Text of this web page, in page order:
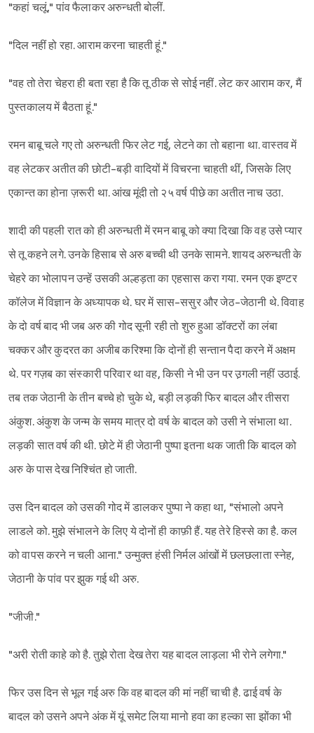
"कहां चलूं," पांव फैलाकर अरुन्धती बोलीं.
"दिल नहीं हो रहा. आराम करना चाहती हूं."
"वह तो तेरा चेहरा ही बता रहा है कि तू ठीक से सोई नहीं. लेट कर आराम कर, मैं
पुस्तकालय में बैठता हूं."
रमन बाबू चले गए तो अरुन्धती फिर लेट गई, लेटने का तो बहाना था. वास्तव में
वह लेटकर अतीत की छोटी-बड़ी वादियों में विचरना चाहती थीं, जिसके लिए
एकान्त का होना ज़रूरी था. आंख मूंदी तो २५ वर्ष पीछे का अतीत नाच उठा.
शादी की पहली रात को ही अरुन्धती में रमन बाबू को क्या दिखा कि वह उसे प्यार
से तू कहने लगे. उनके हिसाब से अरु बच्ची थी उनके सामने. शायद अरुन्धती के
चेहरे का भोलापन उन्हें उसकी अल्हड़ता का एहसास करा गया. रमन एक इण्टर
कॉलेज में विज्ञान के अध्यापक थे. घर में सास-ससुर और जेठ-जेठानी थे. विवाह
के दो वर्ष बाद भी जब अरु की गोद सूनी रही तो शुरु हुआ डॉक्टरों का लंबा
चक्कर और कुदरत का अजीब करिश्मा कि दोनों ही सन्तान पैदा करने में अक्षम
थे. पर गज़ब का संस्कारी परिवार था वह, किसी ने भी उन पर उ़गली नहीं उठाई.
तब तक जेठानी के तीन बच्चे हो चुके थे, बड़ी लड़की फिर बादल और तीसरा
अंकुश. अंकुश के जन्म के समय मात्र दो वर्ष के बादल को उसी ने संभाला था.
लड़की सात वर्ष की थी. छोटे में ही जेठानी पुष्पा इतना थक जाती कि बादल को
अरु के पास देख निश्चिंत हो जाती.
उस दिन बादल को उसकी गोद में डालकर पुष्पा ने कहा था, "संभालो अपने
लाडले को. मुझे संभालने के लिए ये दोनों ही काफ़ी हैं. यह तेरे हिस्से का है. कल
को वापस करने न चली आना." उन्मुक्त हंसी निर्मल आंखों में छलछलाता स्नेह,
जेठानी के पांव पर झुक गई थी अरु.
"जीजी."
"अरी रोती काहे को है. तुझे रोता देख तेरा यह बादल लाड़ला भी रोने लगेगा."
फिर उस दिन से भूल गई अरु कि वह बादल की मां नहीं चाची है. ढाई वर्ष के
बादल को उसने अपने अंक में यूं समेट लिया मानो हवा का हल्का सा झोंका भी